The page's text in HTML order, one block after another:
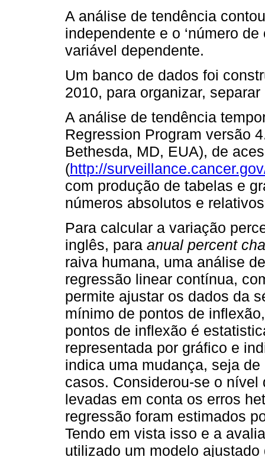
A análise de tendência
independente e o ‘número
variável dependente.
Um banco de dados foi
2010, para organizar,
A análise de tendência
Regression Program versão
Bethesda, MD, EUA), de
(http://
com produção de tabelas e
números absolutos e
Para calcular a variação
inglês, para anual percent
raiva humana, uma análise
regressão linear contínua,
permite ajustar os dados da
mínimo de pontos de
pontos de inflexão é
representada por gráfico e
indica uma mudança, seja
casos. Considerou-se o
levadas em conta os erros
regressão foram estimados
Tendo em vista isso e a
utilizado um modelo